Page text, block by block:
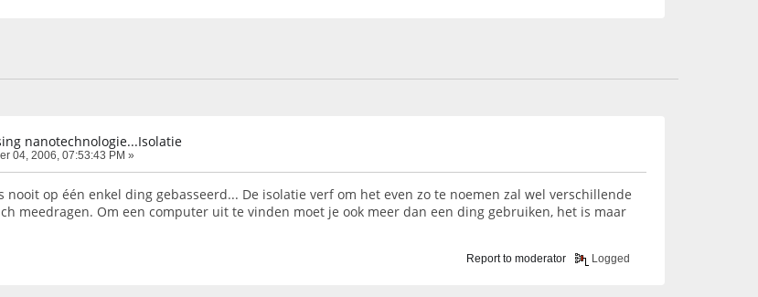
nanotechnologie...Isolatie
04, 2006, 07:53:43 PM »
nooit op één enkel ding gebasseerd... De isolatie verf om het even zo te noemen zal wel verschillende
meedragen. Om een computer uit te vinden moet je ook meer dan een ding gebruiken, het is maar
Report to moderator Logged